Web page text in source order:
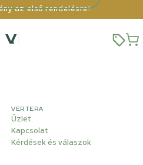
az első rendelésre!
VERTERA
Üzlet
Kapcsolat
Kérdések és válaszok